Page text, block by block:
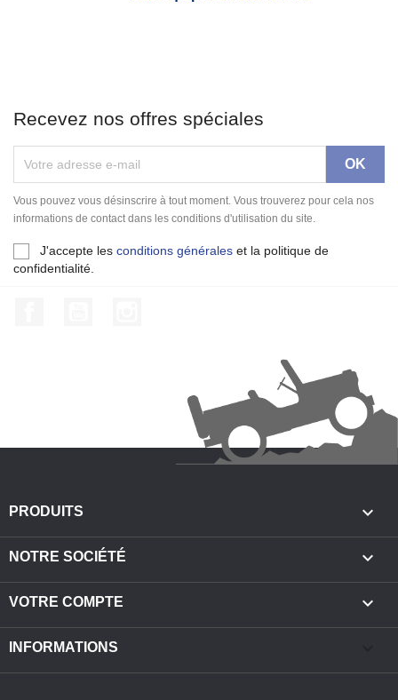
Recevez nos offres spéciales
Vous pouvez vous désinscrire à tout moment. Vous trouverez pour cela nos
informations de contact dans les conditions d'utilisation du site.
J'accepte les conditions générales et la politique de
confidentialité.
PRODUITS 
NOTRE SOCIÉTÉ 
VOTRE COMPTE 
INFORMATIONS